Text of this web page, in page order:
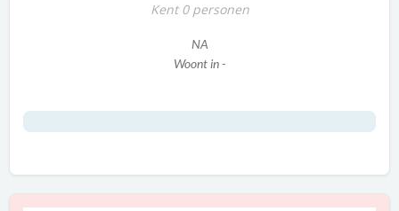
Kent 0 personen
NA
Woont in -